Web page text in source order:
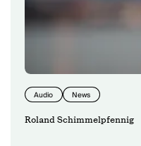
Audio News
Roland Schimmelpfennig